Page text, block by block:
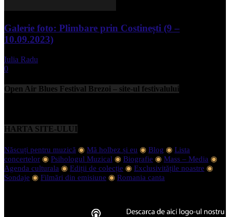
Galerie foto: Plimbare prin Costinești (9 –
10.09.2023)
Iulia Radu
0
Open Air Blues Festival Brezoi – site-ul festivalului
HARTA SITE-ULUI
Născuți pentru muzică ◉ Mă holbez și eu ◉ Blog ◉ Lista
concertelor ◉ Psihologul Muzical ◉ Biografie ◉ Mass – Media ◉
Agenda culturala ◉ Ediții de colecție ◉ Exclusivitățile noastre ◉
Sondaje ◉ Filmări din emisiune ◉ Romania canta